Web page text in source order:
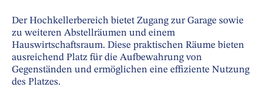
Der Hochkellerbereich bietet Zugang zur Garage sowie
zu weiteren Abstellräumen und einem
Hauswirtschaftsraum. Diese praktischen Räume bieten
ausreichend Platz für die Aufbewahrung von
Gegenständen und ermöglichen eine effiziente Nutzung
des Platzes.